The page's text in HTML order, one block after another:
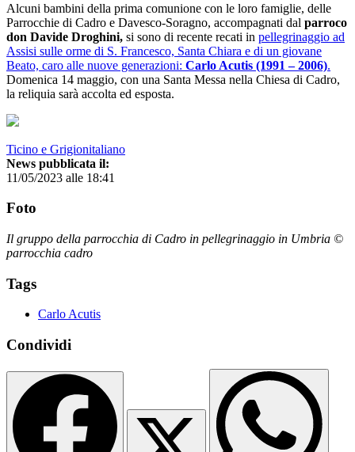
Alcuni bambini della prima comunione con le loro famiglie, delle
Parrocchie di Cadro e Davesco-Soragno, accompagnati dal parroco
don Davide Droghini, si sono di recente recati in pellegrinaggio ad
Assisi sulle orme di S. Francesco, Santa Chiara e di un giovane
Beato, caro alle nuove generazioni: Carlo Acutis (1991 – 2006).
Domenica 14 maggio, con una Santa Messa nella Chiesa di Cadro,
la reliquia sarà accolta ed esposta.
Ticino e Grigionitaliano
News pubblicata il:
11/05/2023 alle 18:41
Foto
Il gruppo della parrocchia di Cadro in pellegrinaggio in Umbria ©
parrocchia cadro
Tags
Carlo Acutis
Condividi